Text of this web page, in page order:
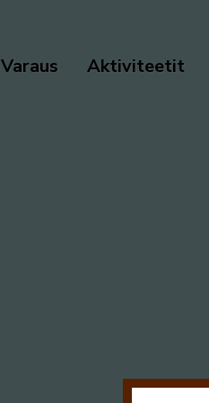
Varaus Aktiviteetit